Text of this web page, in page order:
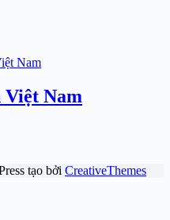
Nam
tạo bởi CreativeThemes